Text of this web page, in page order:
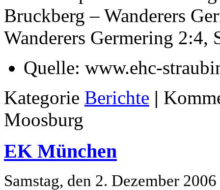
Bruckberg – Wanderers
Wanderers Germering
Quelle: www.ehc-
Kategorie Berichte |
Moosburg
EK München
Samstag, den 2. Dezember 2006